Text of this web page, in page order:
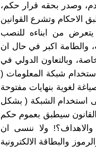
وصدر بحقه قرار حكم،
الاحكام وتشرع القوانين
من ابناءه للنصب
والطامة اكبر في حال ان
وبالتعاون الدولي في
شبكة المعلومات (
لغوية بنهايات مفتوحة
استخدام الشبكة ( بشكل
سيطبق بعموم حكم
ولا ننسى ان
والبطاقة الالكترونية